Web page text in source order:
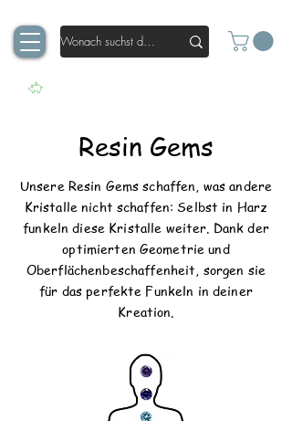
Resin Gems
Unsere Resin Gems schaffen, was andere
Kristalle nicht schaffen: Selbst in Harz
funkeln diese Kristalle weiter. Dank der
optimierten Geometrie und
Oberflächenbeschaffenheit, sorgen sie
für das perfekte Funkeln in deiner
Kreation.